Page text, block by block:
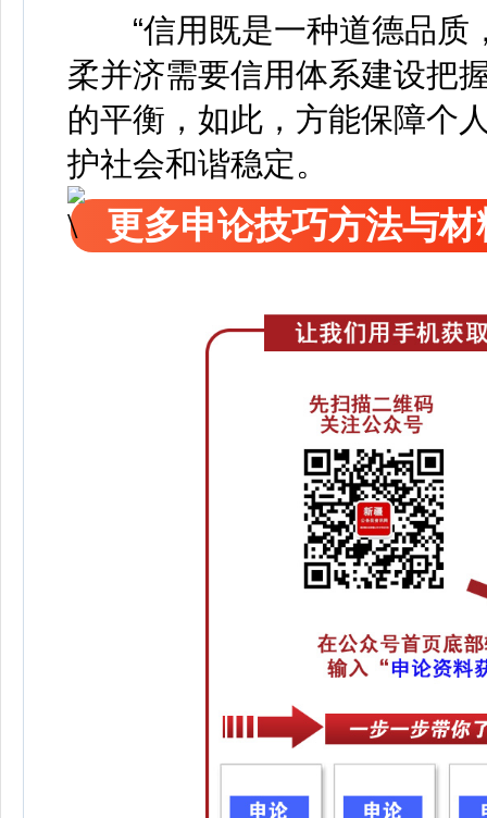
“信用既是一种道德品质，
柔并济需要信用体系建设把
的平衡，如此，方能保障个
护社会和谐稳定。
更多申论技巧方法与材